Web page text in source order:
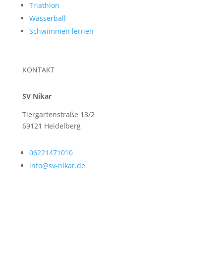
Triathlon
Wasserball
Schwimmen lernen
KONTAKT
SV Nikar
Tiergartenstraße 13/2
69121 Heidelberg
06221471010
info@sv-nikar.de